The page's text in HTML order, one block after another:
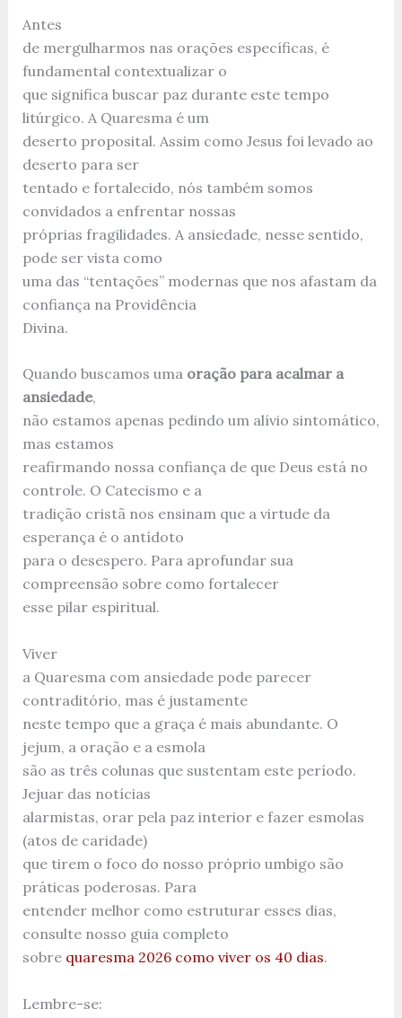
Antes
de mergulharmos nas orações específicas, é
fundamental contextualizar o
que significa buscar paz durante este tempo
litúrgico. A Quaresma é um
deserto proposital. Assim como Jesus foi levado ao
deserto para ser
tentado e fortalecido, nós também somos
convidados a enfrentar nossas
próprias fragilidades. A ansiedade, nesse sentido,
pode ser vista como
uma das “tentações” modernas que nos afastam da
confiança na Providência
Divina.
Quando buscamos uma oração para acalmar a
ansiedade,
não estamos apenas pedindo um alívio sintomático,
mas estamos
reafirmando nossa confiança de que Deus está no
controle. O Catecismo e a
tradição cristã nos ensinam que a virtude da
esperança é o antídoto
para o desespero. Para aprofundar sua
compreensão sobre como fortalecer
esse pilar espiritual.
Viver
a Quaresma com ansiedade pode parecer
contraditório, mas é justamente
neste tempo que a graça é mais abundante. O
jejum, a oração e a esmola
são as três colunas que sustentam este período.
Jejuar das notícias
alarmistas, orar pela paz interior e fazer esmolas
(atos de caridade)
que tirem o foco do nosso próprio umbigo são
práticas poderosas. Para
entender melhor como estruturar esses dias,
consulte nosso guia completo
sobre quaresma 2026 como viver os 40 dias.
Lembre-se: